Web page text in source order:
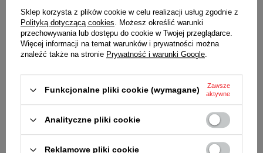
KOPERTA
Metalowa, nierdzewna. Stalowy dekielek.
TARCZA
PASEK
Skórzany, biały, klejony, gładki. Metalowa sprzączka
w kolorze koperty
Sklep korzysta z plików cookie w celu realizacji usług zgodnie z
Polityką dotyczącą cookies. Możesz określić warunki
przechowywania lub dostępu do cookie w Twojej przeglądarce.
Więcej informacji na temat warunków i prywatności można
znaleźć także na stronie Prywatność i warunki Google.
Funkcjonalne pliki cookie (wymagane)
Zawsze
aktywne
Analityczne pliki cookie
Reklamowe pliki cookie